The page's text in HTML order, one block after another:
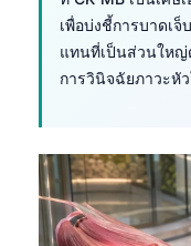
เพื่อบ่งชี้การบาดเ
แทนที่เป็นส่วนใหญ่
การวินิจฉัยภาวะหั
日本語
Čeština
ქართული
Lietuvių kalba
Polski
한국어